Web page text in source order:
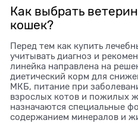
Как выбрать
кошек?
Перед тем как купить
учитывать диагноз и
линейка направлена на
диетический корм для
МКБ, питание при
взрослых котов и пожилых
назначаются специальные
содержанием минералов и